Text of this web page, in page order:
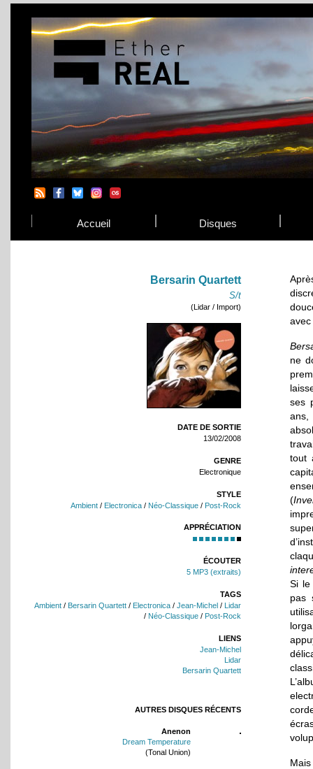
Accueil Disques
Bersarin Quartett
S/t
(Lidar / Import)
DATE DE SORTIE
13/02/2008
GENRE
Electronique
STYLE
Ambient / Electronica / Néo-Classique / Post-Rock
APPRÉCIATION
ÉCOUTER
5 MP3 (extraits)
TAGS
Ambient / Bersarin Quartett / Electronica / Jean-Michel / Lidar
/ Néo-Classique / Post-Rock
LIENS
Jean-Michel
Lidar
Bersarin Quartett
AUTRES DISQUES RÉCENTS
Anenon
Dream Temperature
(Tonal Union)
ne
ses
ans,
tout
(
Si le
pas